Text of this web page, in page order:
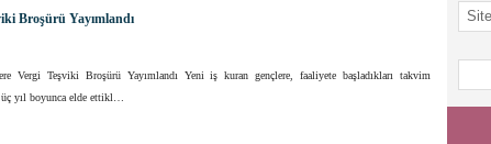
Broşürü Yayımlandı
Vergi Teşviki Broşürü Yayımlandı Yeni iş kuran gençlere, faaliyete başladıkları takvim
yıl boyunca elde ettikl…